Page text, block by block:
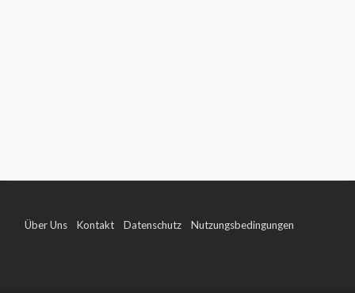
Über Uns Kontakt Datenschutz Nutzungsbedingungen